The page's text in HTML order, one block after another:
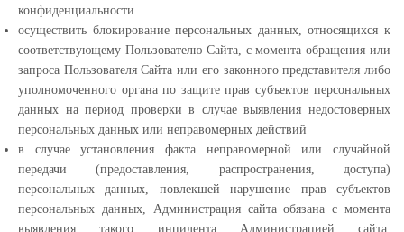
конфиденциальности
осуществить блокирование персональных данных, относящихся к
соответствующему Пользователю Сайта, с момента обращения или
запроса Пользователя Сайта или его законного представителя либо
уполномоченного органа по защите прав субъектов персональных
данных на период проверки в случае выявления недостоверных
персональных данных или неправомерных действий
в случае установления факта неправомерной или случайной
передачи (предоставления, распространения, доступа)
персональных данных, повлекшей нарушение прав субъектов
персональных данных, Администрация сайта обязана с момента
выявления такого инцидента Администрацией сайта,